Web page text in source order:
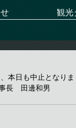
観光
本日も中止となりま
長　田邊和男